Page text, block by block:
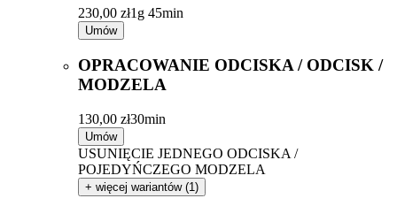
230,00 zł1g 45min
Umów
OPRACOWANIE ODCISKA / ODCISK /
MODZELA
130,00 zł30min
Umów
USUNIĘCIE JEDNEGO ODCISKA /
POJEDYŃCZEGO MODZELA
+ więcej wariantów (1)